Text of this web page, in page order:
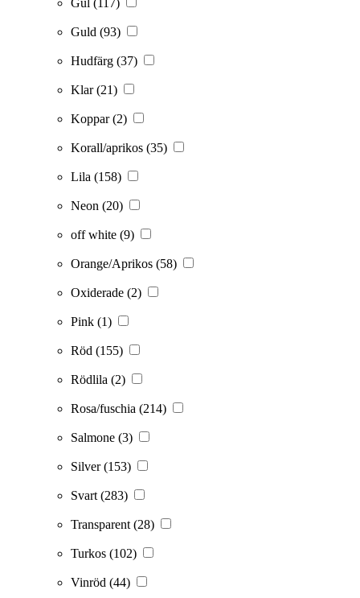
Gul (117)
Guld (93)
Hudfärg (37)
Klar(21)
Koppar(2)
Korall/aprikos (35)
Lila (158)
Neon (20)
off white (9)
Orange/Aprikos (58)
Oxiderade (2)
Pink (1)
Röd (155)
Rödlila (2)
Rosa/fuschia (214)
Salmone (3)
Silver(153)
Svart (283)
Transparent (28)
Turkos (102)
Vinröd (44)